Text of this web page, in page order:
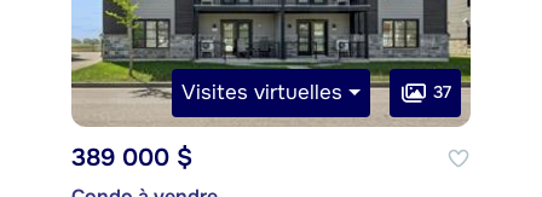
Visites virtuelles 37
389 000 $